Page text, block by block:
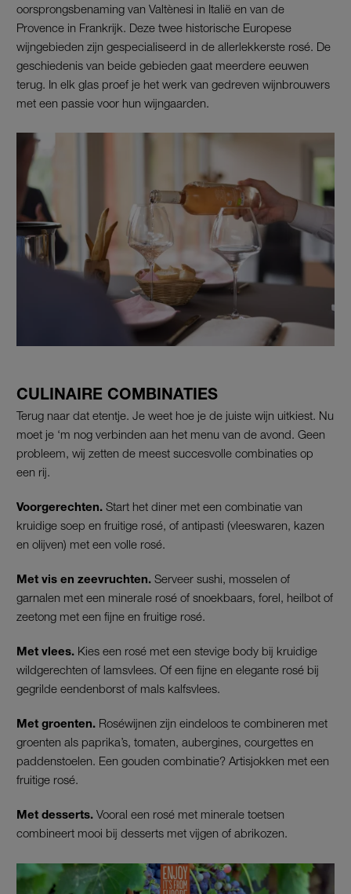
oorsprongsbenaming van Valtènesi in Italië en van de
Provence in Frankrijk. Deze twee historische Europese
wijngebieden zijn gespecialiseerd in de allerlekkerste rosé. De
geschiedenis van beide gebieden gaat meerdere eeuwen
terug. In elk glas proef je het werk van gedreven wijnbrouwers
met een passie voor hun wijngaarden.
CULINAIRE COMBINATIES
Terug naar dat etentje. Je weet hoe je de juiste wijn uitkiest. Nu
moet je ‘m nog verbinden aan het menu van de avond. Geen
probleem, wij zetten de meest succesvolle combinaties op
een rij.
Voorgerechten. Start het diner met een combinatie van
kruidige soep en fruitige rosé, of antipasti (vleeswaren, kazen
en olijven) met een volle rosé.
Met vis en zeevruchten. Serveer sushi, mosselen of
garnalen met een minerale rosé of snoekbaars, forel, heilbot of
zeetong met een fijne en fruitige rosé.
Met vlees. Kies een rosé met een stevige body bij kruidige
wildgerechten of lamsvlees. Of een fijne en elegante rosé bij
gegrilde eendenborst of mals kalfsvlees.
Met groenten. Roséwijnen zijn eindeloos te combineren met
groenten als paprika’s, tomaten, aubergines, courgettes en
paddenstoelen. Een gouden combinatie? Artisjokken met een
fruitige rosé.
Met desserts. Vooral een rosé met minerale toetsen
combineert mooi bij desserts met vijgen of abrikozen.